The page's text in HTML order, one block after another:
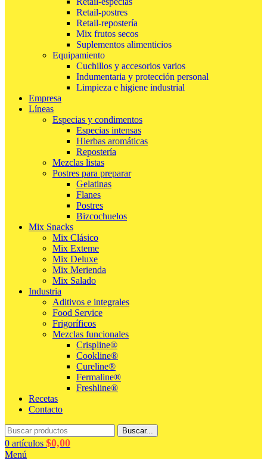
Retail-postres
Retail-repostería
Mix frutos secos
Suplementos alimenticios
Equipamiento
Cuchillos y accesorios varios
Indumentaria y protección personal
Limpieza e higiene industrial
Empresa
Líneas
Especias y condimentos
Especias intensas
Hierbas aromáticas
Repostería
Mezclas listas
Postres para preparar
Gelatinas
Flanes
Postres
Bizcochuelos
Mix Snacks
Mix Clásico
Mix Exteme
Mix Deluxe
Mix Merienda
Mix Salado
Industria
Aditivos e integrales
Food Service
Frigoríficos
Mezclas funcionales
Crispline®
Cookline®
Cureline®
Fermaline®
Freshline®
Recetas
Contacto
Buscar...
0 artículos $0,00
Menú